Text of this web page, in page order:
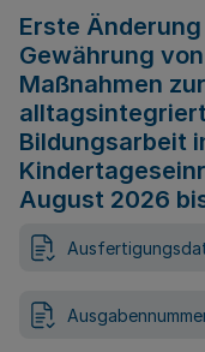
Erste
Gewährung
Maßnahmen
Bildungsarbeit
August 2026